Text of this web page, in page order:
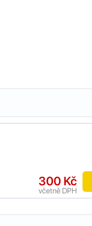
300 Kč
včetně DPH